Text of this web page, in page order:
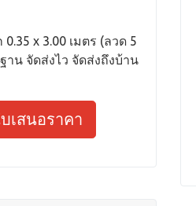
x 3.00 เมตร (ลวด 5
าน จัดส่งไว จัดส่งถึงบ้าน
เสนอราคา